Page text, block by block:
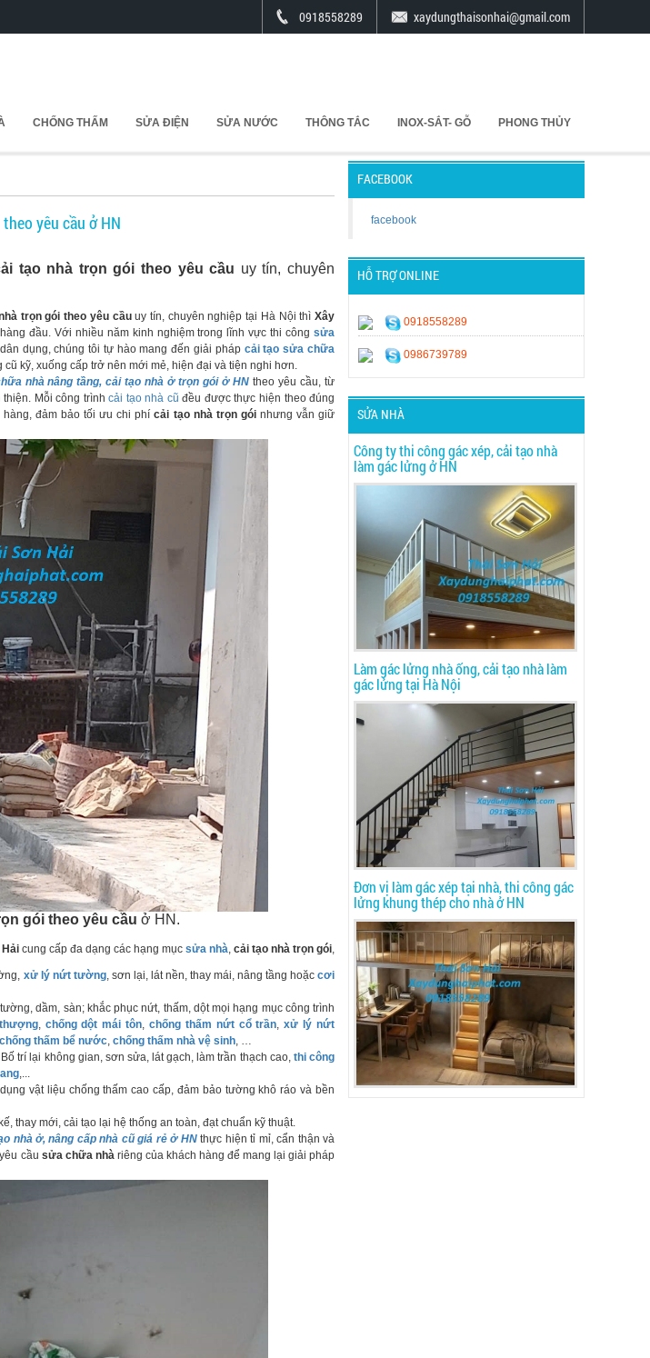
xaydungthaisonhai@gmail.com
0918558289
CHỐNG THẤM SỬA ĐIỆN SỬA NƯỚC THÔNG TẮC INOX-SẮT- GỖ PHONG THỦY
yêu cầu ở HN
tạo nhà trọn gói theo yêu cầu uy tín, chuyên
trọn gói theo yêu cầuuy tín, chuyên nghiệp tại Hà Nội thìXây
đầu. Với nhiều năm kinh nghiệm trong lĩnh vực thi côngsửa
dụng, chúng tôi tự hào mang đến giải pháp cải tạo sửa chữa
kỹ, xuống cấp trở nên mới mẻ, hiện đại và tiện nghi hơn.
nhà nâng tầng, cải tạo nhà ở trọn gói ở HN theo yêu cầu, từ
Mỗi công trình cải tạo nhà cũ đều được thực hiện theo đúng
hàng, đảm bảo tối ưu chi phícải tạo nhà trọn góinhưng vẫn giữ
gói theo yêu cầu ở HN.
cung cấp đa dạng các hạng mục sửa nhà, cải tạo nhà trọn gói,
xử lý nứt tường, sơn lại, lát nền, thay mái, nâng tầng hoặccơi
dầm, sàn; khắc phục nứt, thấm, dột mọi hạng mục công trình
, chống dột mái tôn,chống thấm nứt cổ trần,xử lý nứt
chống thấm bể nước, chống thấm nhà vệ sinh, …
trí lại không gian, sơn sửa, lát gạch, làm trần thạch cao, thi công
,...
vật liệu chống thấm cao cấp, đảm bảo tường khô ráo và bền
thay mới, cải tạo lại hệ thống an toàn, đạt chuẩn kỹ thuật.
nhà ở, nâng cấp nhà cũ giá rẻ ở HNthực hiện tỉ mỉ, cẩn thận và
cầu sửa chữa nhàriêng của khách hàng để mang lại giải pháp
FACEBOOK
facebook
HỖ TRỢ ONLINE
0918558289
0986739789
SỬA NHÀ
Công ty thi công gác xép, cải tạo nhà
làm gác lửng ở HN
Làm gác lửng nhà ống, cải tạo nhà làm
gác lửng tại Hà Nội
Đơn vị làm gác xép tại nhà, thi công gác
lửng khung thép cho nhà ở HN